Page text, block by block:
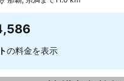
の料金を表示